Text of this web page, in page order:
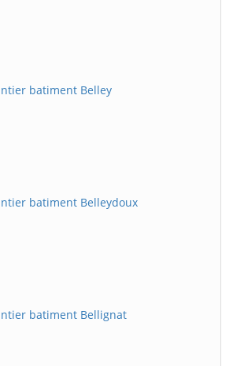
batiment Belley
batiment Belleydoux
batiment Bellignat